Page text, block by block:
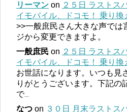
リーマン on ２５日 ラストス
イモバイル、ドコモ！ 乗り換
>>一般庶民さん大きな声では
ジから変更できますよ。
一般庶民 on ２５日 ラストス
イモバイル、ドコモ！ 乗り換
お世話になります。いつも見
りがとうございます。下記の
で...
なつ on ３０日 月末ラストス